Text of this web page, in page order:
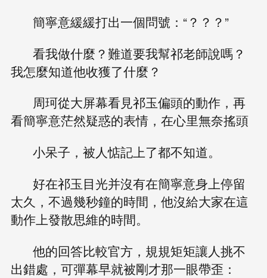
簡寧意緩緩打出一個問號：“？？？”
看我做什麼？難道要我幫祁老師說嗎？
我怎麼知道他收獲了什麼？
周珂從大屏幕看見祁玉偏頭的動作，再
看簡寧意茫然疑惑的表情，在心里無奈搖頭
小呆子，被人惦記上了都不知道。
好在祁玉目光并沒有在簡寧意身上停留
太久，不過幾秒鐘的時間，他沒給大家在這
動作上發散思維的時間。
他的回答比較官方，規規矩矩讓人挑不
出錯處，可彈幕早就被剛才那一眼帶歪：